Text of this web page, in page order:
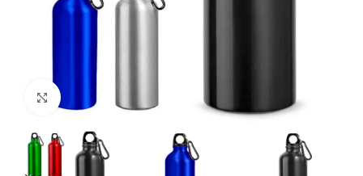
Clic para ampliar